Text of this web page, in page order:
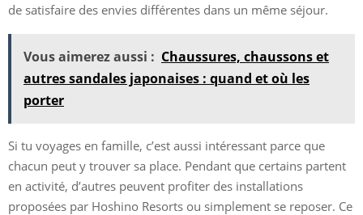
de satisfaire des envies différentes dans un même séjour.
Vous aimerez aussi : Chaussures, chaussons et
autres sandales japonaises : quand et où les
porter
Si tu voyages en famille, c’est aussi intéressant parce que
chacun peut y trouver sa place. Pendant que certains partent
en activité, d’autres peuvent profiter des installations
proposées par Hoshino Resorts ou simplement se reposer. Ce